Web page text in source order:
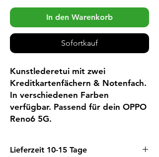
In den Warenkorb
Sofortkauf
Kunstlederetui mit zwei
Kreditkartenfächern & Notenfach.
In verschiedenen Farben
verfügbar. Passend für dein OPPO
Reno6 5G.
Lieferzeit 10-15 Tage